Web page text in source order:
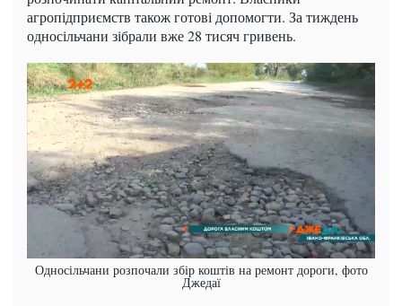
агропідприємств також готові допомогти. За тиждень
односільчани зібрали вже 28 тисяч гривень.
Односільчани розпочали збір коштів на ремонт дороги, фото
Джедаї